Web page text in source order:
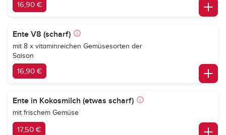
16,90 €
Ente V8 (scharf)
mit 8 x vitaminreichen Gemüsesorten der
Saison
16,90 €
Ente in Kokosmilch (etwas scharf)
mit frischem Gemüse
17,50 €